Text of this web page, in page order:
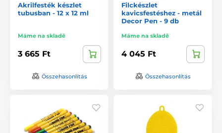
Akrilfesték készlet
tubusban - 12 x 12 ml
Máme na skladě
3 665 Ft
Összehasonlítás
Filckészlet
kavicsfestéshez - metál
Decor Pen - 9 db
Máme na skladě
4 045 Ft
Összehasonlítás